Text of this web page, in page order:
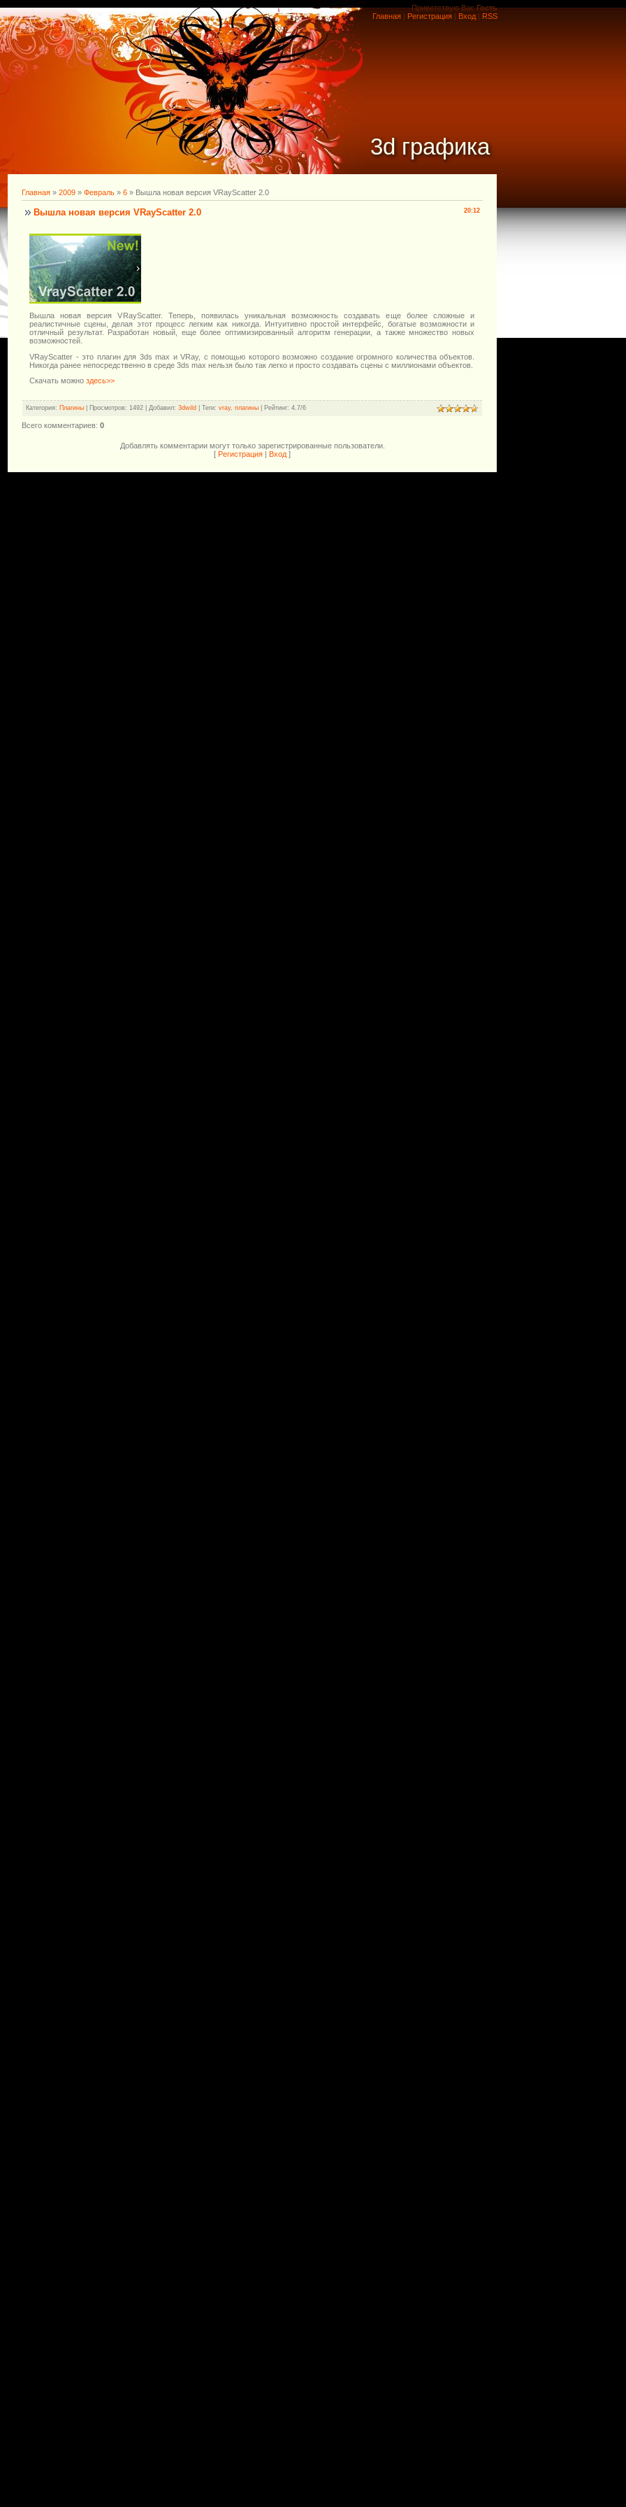
Приветствую Вас Гость
Главная | Регистрация | Вход | RSS
3d графика
Главная » 2009 » Февраль » 6 » Вышла новая версия VRayScatter 2.0
20:12
Вышла новая версия VRayScatter 2.0
Вышла новая версия VRayScatter. Теперь, появилась уникальная возможность создавать еще более сложные и
реалистичные сцены, делая этот процесс легким как никогда. Интуитивно простой интерфейс, богатые возможности и
отличный результат. Разработан новый, еще более оптимизированный алгоритм генерации, а также множество новых
возможностей.
VRayScatter - это плагин для 3ds max и VRay, c помощью которого возможно создание огромного количества объектов.
Никогда ранее непосредственно в среде 3ds max нельзя было так легко и просто создавать сцены с миллионами объектов.
Скачать можно здесь>>
Категория: Плагины Просмотров: 1492 | Добавил: 3dwild Теги: vray, плагины Рейтинг: 4.7/6
Всего комментариев: 0
Добавлять комментарии могут только зарегистрированные пользователи.
[ Регистрация | Вход ]